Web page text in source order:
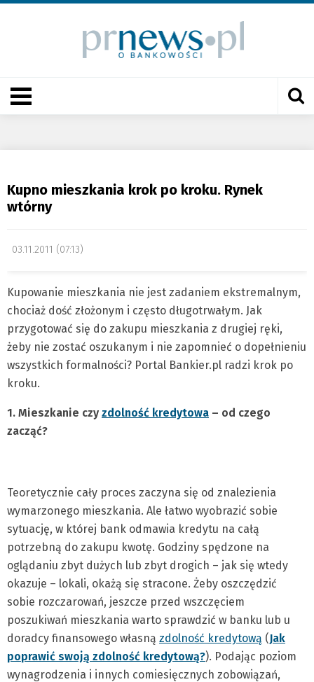
Kupno mieszkania krok po kroku. Rynek
wtórny
03.11.2011 (07:13)
Kupowanie mieszkania nie jest zadaniem ekstremalnym,
chociaż dość złożonym i często długotrwałym. Jak
przygotować się do zakupu mieszkania z drugiej ręki,
żeby nie zostać oszukanym i nie zapomnieć o dopełnieniu
wszystkich formalności? Portal Bankier.pl radzi krok po
kroku.
1. Mieszkanie czy zdolność kredytowa – od czego
zacząć?
Teoretycznie cały proces zaczyna się od znalezienia
wymarzonego mieszkania. Ale łatwo wyobrazić sobie
sytuację, w której bank odmawia kredytu na całą
potrzebną do zakupu kwotę. Godziny spędzone na
oglądaniu zbyt dużych lub zbyt drogich – jak się wtedy
okazuje – lokali, okażą się stracone. Żeby oszczędzić
sobie rozczarowań, jeszcze przed wszczęciem
poszukiwań mieszkania warto sprawdzić w banku lub u
doradcy finansowego własną zdolność kredytową (Jak
poprawić swoją zdolność kredytową?). Podając poziom
wynagrodzenia i innych comiesięcznych zobowiązań,